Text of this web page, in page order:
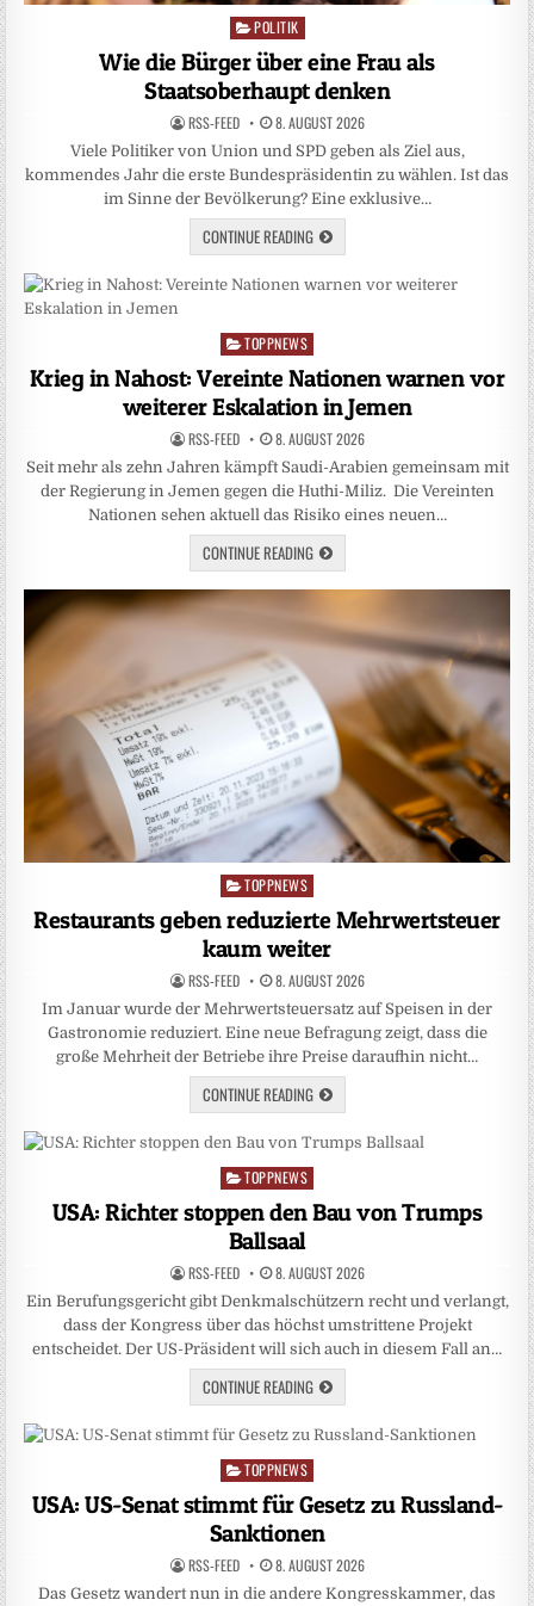
Posted
POLITIK
Wie die Bürger über eine Frau als
Staatsoberhaupt denken
RSS-FEED 8. AUGUST 2026
Viele Politiker von Union und SPD geben als Ziel aus,
kommendes Jahr die erste Bundespräsidentin zu wählen. Ist das
im Sinne der Bevölkerung? Eine exklusive…
CONTINUE READING
Posted
TOPPNEWS
Krieg in Nahost: Vereinte Nationen warnen vor
weiterer Eskalation in Jemen
RSS-FEED 8. AUGUST 2026
Seit mehr als zehn Jahren kämpft Saudi-Arabien gemeinsam mit
der Regierung in Jemen gegen die Huthi-Miliz. Die Vereinten
Nationen sehen aktuell das Risiko eines neuen…
CONTINUE READING
Posted
TOPPNEWS
Restaurants geben reduzierte Mehrwertsteuer
kaum weiter
RSS-FEED 8. AUGUST 2026
Im Januar wurde der Mehrwertsteuersatz auf Speisen in der
Gastronomie reduziert. Eine neue Befragung zeigt, dass die
große Mehrheit der Betriebe ihre Preise daraufhin nicht…
CONTINUE READING
Posted
TOPPNEWS
USA: Richter stoppen den Bau von Trumps
Ballsaal
RSS-FEED 8. AUGUST 2026
Ein Berufungsgericht gibt Denkmalschützern recht und verlangt,
dass der Kongress über das höchst umstrittene Projekt
entscheidet. Der US-Präsident will sich auch in diesem Fall an…
CONTINUE READING
Posted
TOPPNEWS
USA: US-Senat stimmt für Gesetz zu Russland-
Sanktionen
RSS-FEED 8. AUGUST 2026
Das Gesetz wandert nun in die andere Kongresskammer, das